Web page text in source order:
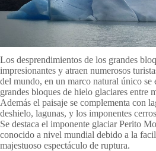
Los desprendimientos de los grandes
impresionantes y atraen numerosos
del mundo, en un marco natural único se
grandes bloques de hielo glaciares entre
Además el paisaje se complementa con
deshielo, lagunas, y los imponentes
Se destaca el imponente glaciar Perito
conocido a nivel mundial debido a la
majestuoso espectáculo de ruptura.